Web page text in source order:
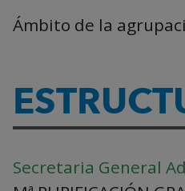
Ámbito de la
Secretaria General